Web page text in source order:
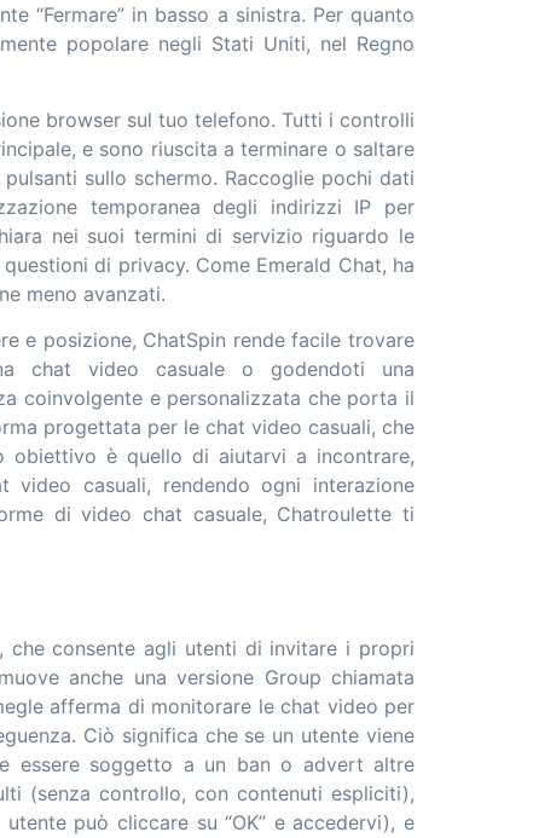
“Fermare” in basso a sinistra. Per quanto
popolare negli Stati Uniti, nel Regno
browser sul tuo telefono. Tutti i controlli
e sono riuscita a terminare o saltare
sullo schermo. Raccoglie pochi dati
temporanea degli indirizzi IP per
nei suoi termini di servizio riguardo le
di privacy. Come Emerald Chat, ha
meno avanzati.
e posizione, ChatSpin rende facile trovare
chat video casuale o godendoti una
coinvolgente e personalizzata che porta il
progettata per le chat video casuali, che
è quello di aiutarvi a incontrare,
video casuali, rendendo ogni interazione
di video chat casuale, Chatroulette ti
consente agli utenti di invitare i propri
anche una versione Group chiamata
afferma di monitorare le chat video per
Ciò significa che se un utente viene
essere soggetto a un ban o advert altre
(senza controllo, con contenuti espliciti),
può cliccare su “OK” e accedervi), e